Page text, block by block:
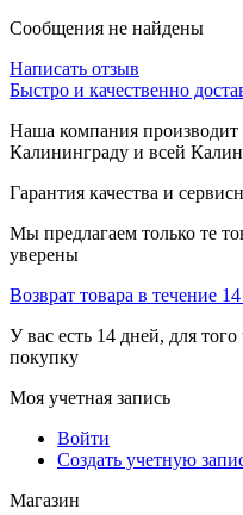
Сообщения не найдены
Написать отзыв
Быстро и качественно
Наша компания производит
Калининграду и всей
Гарантия качества и
Мы предлагаем только те
уверены
Возврат товара в течение
У вас есть 14 дней, для
покупку
Моя учетная запись
Войти
Создать учетную
Магазин